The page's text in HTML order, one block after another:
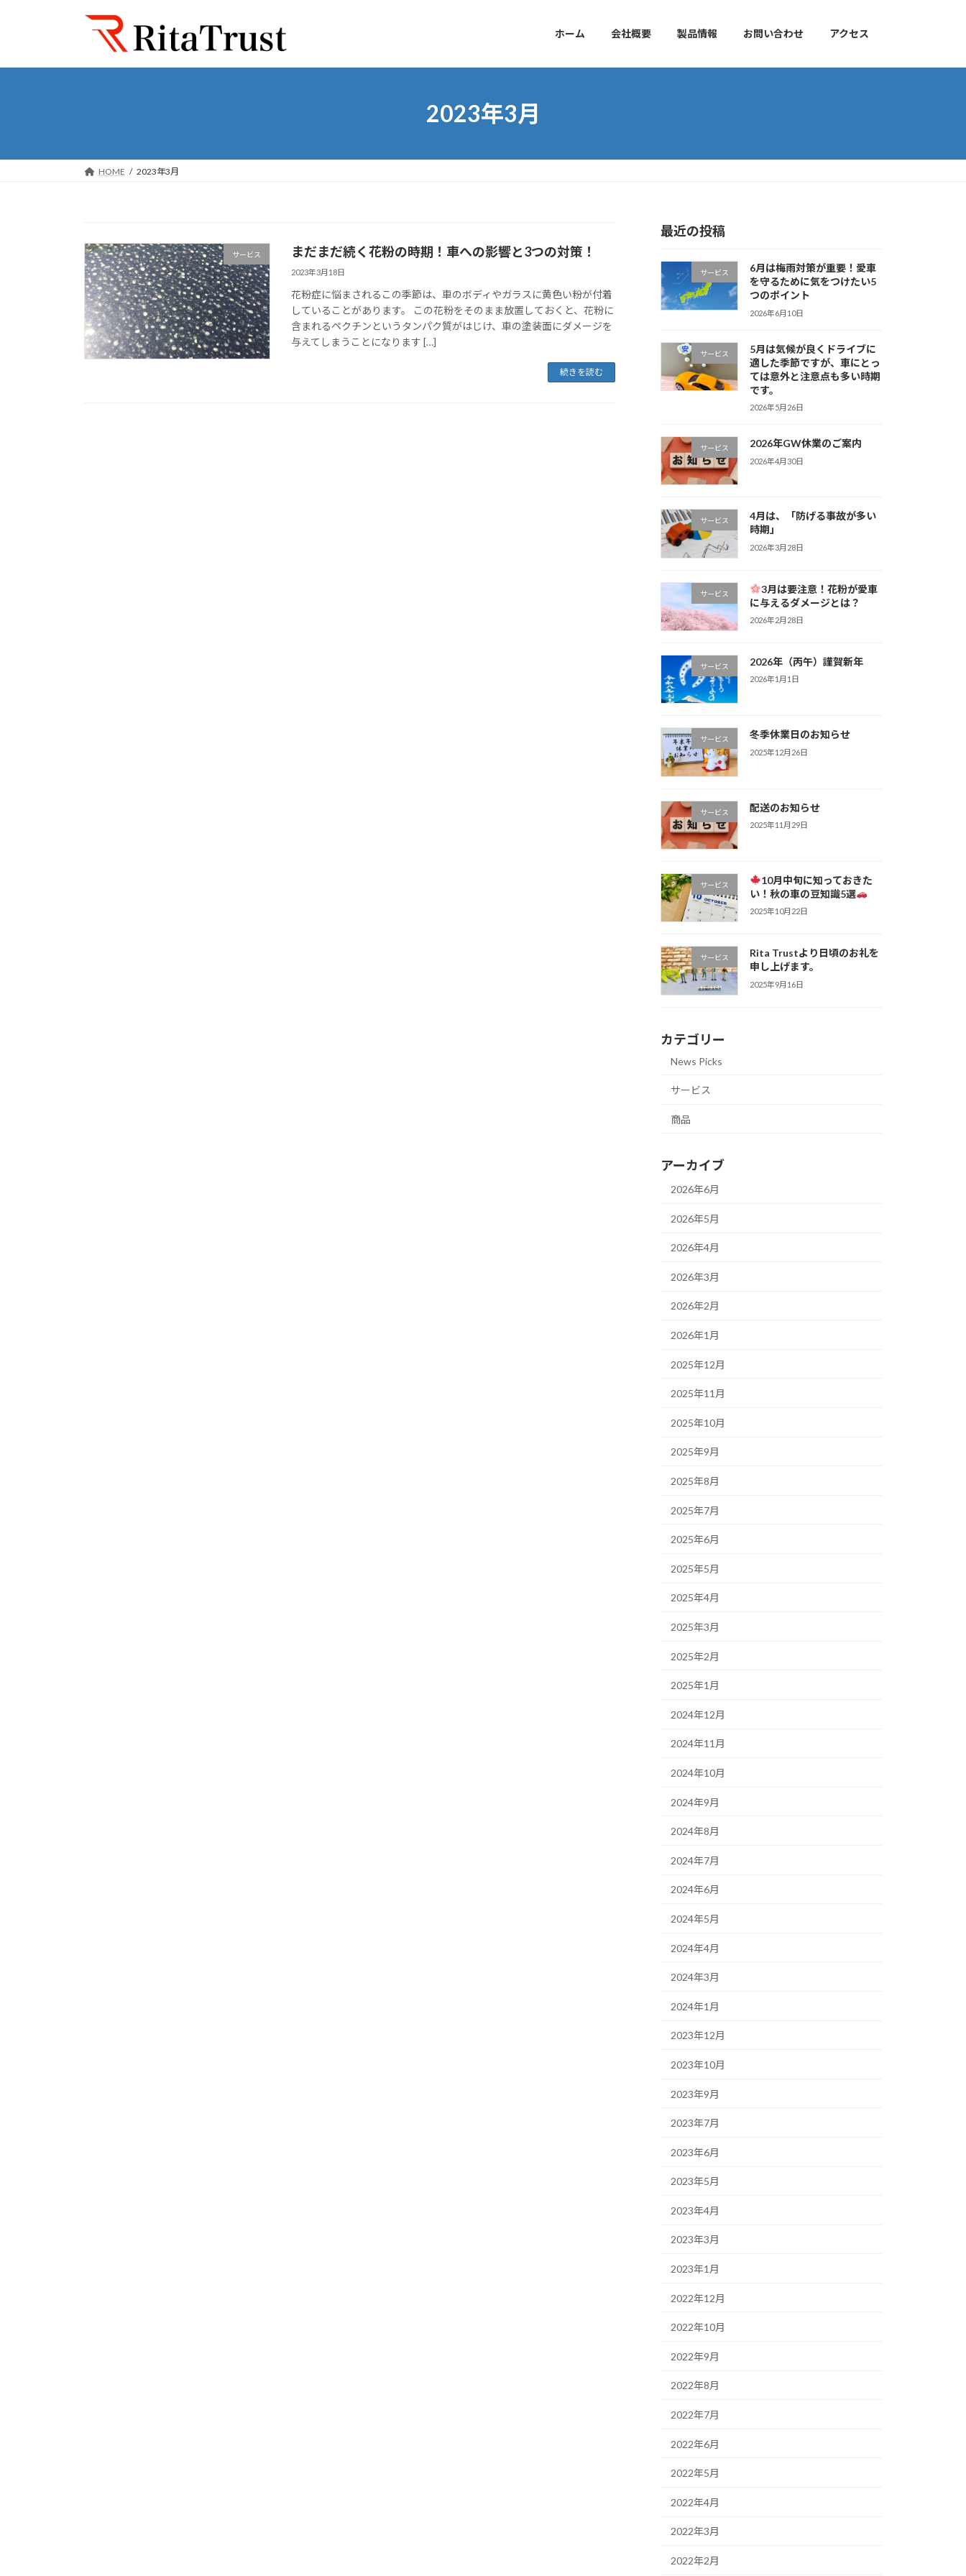
プ
動
ホーム 会社概要 製品情報 お問い合わせ アクセス
2023年3月
HOME 2023年3月
サービス まだまだ続く花粉の時期！車への影響と3つの対策！
2023年3月18日
花粉症に悩まされるこの季節は、車のボディやガラスに黄色い粉が付着
していることがあります。 この花粉をそのまま放置しておくと、花粉に
含まれるペクチンというタンパク質がはじけ、車の塗装面にダメージを
与えてしまうことになります […]
続きを読む
最近の投稿
サービス
6月は梅雨対策が重要！愛車
を守るために気をつけたい5
つのポイント
2026年6月10日
サービス
5月は気候が良くドライブに
適した季節ですが、車にとっ
ては意外と注意点も多い時期
です。
2026年5月26日
サービス 2026年GW休業のご案内
2026年4月30日
サービス
4月は、「防げる事故が多い
時期」
2026年3月28日
サービス
3月は要注意！花粉が愛車
に与えるダメージとは？
2026年2月28日
サービス 2026年（丙午）謹賀新年
2026年1月1日
サービス 冬季休業日のお知らせ
2025年12月26日
サービス 配送のお知らせ
2025年11月29日
サービス
10月中旬に知っておきた
い！秋の車の豆知識5選
2025年10月22日
サービス
Rita Trustより日頃のお礼を
申し上げます。
2025年9月16日
カテゴリー
News Picks
サービス
商品
アーカイブ
2026年6月
2026年5月
2026年4月
2026年3月
2026年2月
2026年1月
2025年12月
2025年11月
2025年10月
2025年9月
2025年8月
2025年7月
2025年6月
2025年5月
2025年4月
2025年3月
2025年2月
2025年1月
2024年12月
2024年11月
2024年10月
2024年9月
2024年8月
2024年7月
2024年6月
2024年5月
2024年4月
2024年3月
2024年1月
2023年12月
2023年10月
2023年9月
2023年7月
2023年6月
2023年5月
2023年4月
2023年3月
2023年1月
2022年12月
2022年10月
2022年9月
2022年8月
2022年7月
2022年6月
2022年5月
2022年4月
2022年3月
2022年2月